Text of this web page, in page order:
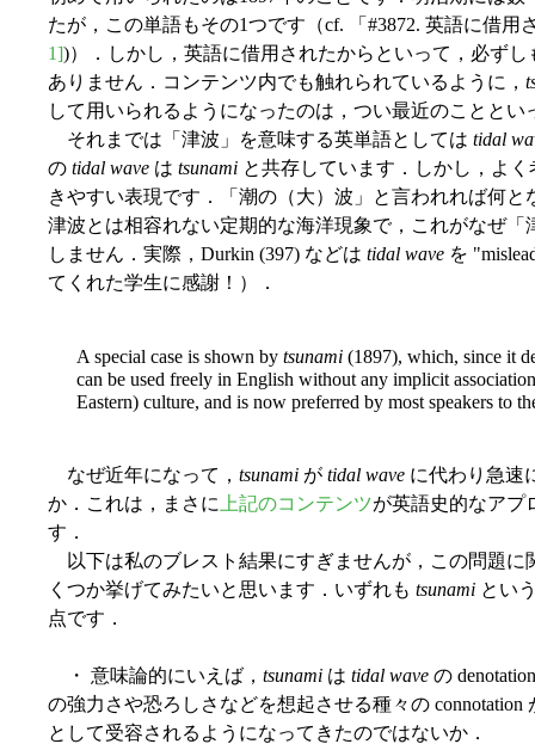
たが，この単語もその1つです（cf. 「#3872. 英語に借用
1])）．しかし，英語に借用されたからといって，必ず
ありません．コンテンツ内でも触れられているように，
して用いられるようになったのは，つい最近のこととい
それまでは「津波」を意味する英単語としては tidal
の tidal wave は tsunami と共存しています．しかし，よ
きやすい表現です．「潮の（大）波」と言われれば何
津波とは相容れない定期的な海洋現象で，これがなぜ
しません．実際，Durkin (397) などは tidal wave を
てくれた学生に感謝！）．
A special case is shown by tsunami (1897), which, since it
can be used freely in English without any implicit
Eastern) culture, and is now preferred by most speakers to
なぜ近年になって， tsunami が tidal wave に代わり急速
か．これは，まさに 上記のコンテンツが英語史的なアプ
す．
以下は私のブレスト結果にすぎませんが，この問題に
くつか挙げてみたいと思います．いずれも tsunami とい
点です．
・ 意味論的にいえば， tsunami は tidal wave の
の強力さや恐ろしさなどを想起させる種々の
として受容されるようになってきたのではないか．